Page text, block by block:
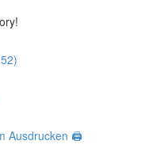
Ausdrucken 🖨